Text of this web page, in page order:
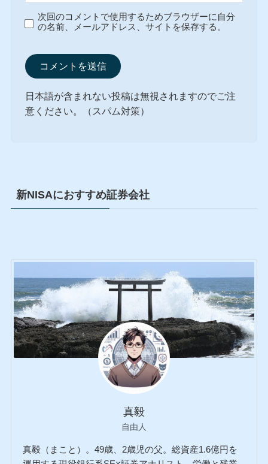
次回のコメントで使用するためブラウザーに自分
の名前、メールアドレス、サイトを保存する。
日本語が含まれない投稿は無視されますのでご注
意ください。（スパム対策）
新NISAにおすすめ証券会社